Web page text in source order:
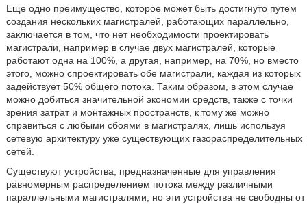
Еще одно преимущество, которое может быть достигнуто путем
создания нескольких магистралей, работающих параллельно,
заключается в том, что нет необходимости проектировать
магистрали, например в случае двух магистралей, которые
работают одна на 100%, а другая, например, на 70%, но вместо
этого, можно спроектировать обе магистрали, каждая из которых
задействует 50% общего потока. Таким образом, в этом случае
можно добиться значительной экономии средств, также с точки
зрения затрат и монтажных пространств, к тому же можно
справиться с любыми сбоями в магистралях, лишь используя
сетевую архитектуру уже существующих газораспределительных
сетей.
Существуют устройства, предназначенные для управления
равномерным распределением потока между различными
параллельными магистралями, но эти устройства не свободны от